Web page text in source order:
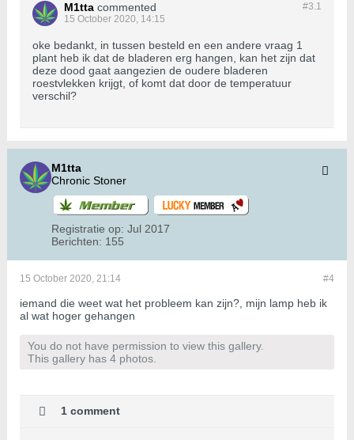
#3.1
M1tta commented
15 October 2020, 14:15
oke bedankt, in tussen besteld en een andere vraag 1
plant heb ik dat de bladeren erg hangen, kan het zijn dat
deze dood gaat aangezien de oudere bladeren
roestvlekken krijgt, of komt dat door de temperatuur
verschil?
M1tta
Chronic Stoner
Registratie op: Jul 2017
Berichten: 155
#4
15 October 2020, 21:14
iemand die weet wat het probleem kan zijn?, mijn lamp heb ik
al wat hoger gehangen
You do not have permission to view this gallery.
This gallery has 4 photos.
1 comment